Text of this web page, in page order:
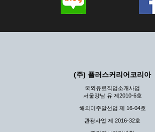
(주) 플러스커리어코리아
국외유료직업소개사업
서울강남 유 제2010-6호
해외이주알선업 제 16-04호
관광사업 제 2016-32호